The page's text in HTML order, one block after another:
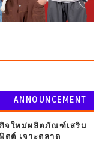
ANNOUNCEMENT
กิจใหม่ผลิตภัณฑ์เสริม
ตต์ เจาะตลาด